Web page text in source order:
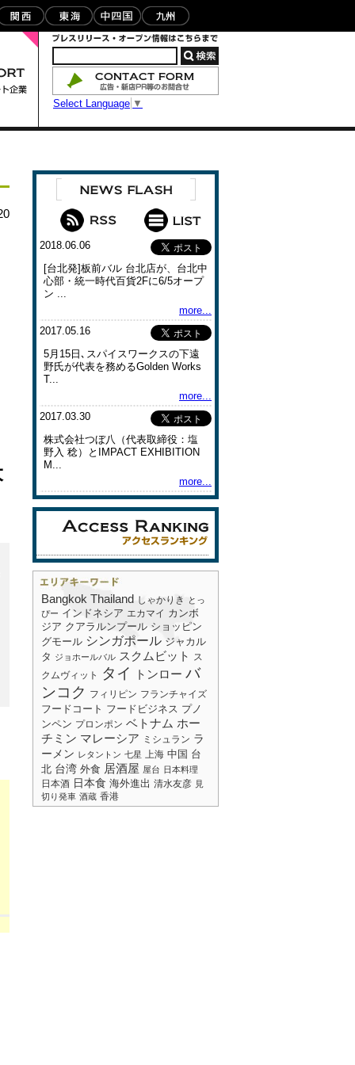
Select Language ▼
2018.06.06
[台北発]板前バル 台北店が、台北中
心部・統一時代百貨2Fに6/5オープ
ン ...
more...
2017.05.16
5月15日､スパイスワークスの下遠
野氏が代表を務めるGolden Works
T...
more...
2017.03.30
株式会社つぼ八（代表取締役：塩
野入 稔）とIMPACT EXHIBITION
M...
more...
Bangkok Thailand しゃかりき
とっ
ぴー インドネシア エカマイ カンボ
ジア クアラルンプール ショッピン
グモール シンガポール ジャカル
タ ジョホールバル スクムビット ス
クムヴィット
タイ トンロー バ
ンコク フィリピン フランチャイズ
フードコート フードビジネス プノ
ンペン プロンポン ベトナム ホー
チミン マレーシア ミシュラン ラ
ーメン レタントン 七星 上海 中国 台
北 台湾 外食 居酒屋 屋台 日本料理
日本酒 日本食 海外進出 清水友彦 見
切り発車 酒蔵 香港